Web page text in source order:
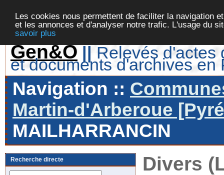
Les cookies nous permettent de faciliter la navigation
et les annonces et d'analyser notre trafic. L'usage du
savoir plus
Gen&O || Relevés d'actes
et documents d'archives en
Navigation ::
Martin-d'Arberoue
MAILHARRANCIN
Recherche directe Divers